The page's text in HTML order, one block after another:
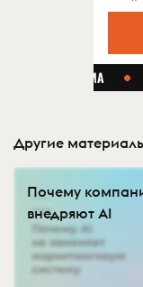
Другие
Почему
внедряют AI